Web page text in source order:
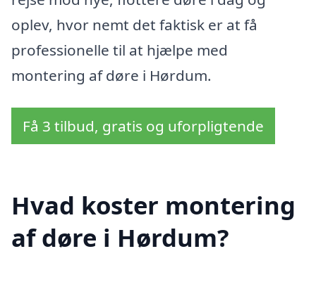
oplev, hvor nemt det faktisk er at få
professionelle til at hjælpe med
montering af døre i Hørdum.
Få 3 tilbud, gratis og uforpligtende
Hvad koster montering
af døre i Hørdum?